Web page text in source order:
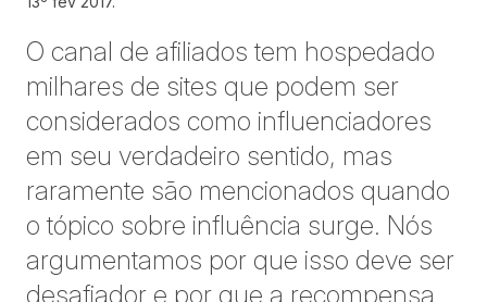
O canal de afiliados tem hospedado
milhares de sites que podem ser
considerados como influenciadores
em seu verdadeiro sentido, mas
raramente são mencionados quando
o tópico sobre influência surge. Nós
argumentamos por que isso deve ser
desafiador e por que a recompensa